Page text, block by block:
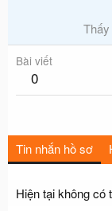
Bài viết
0
Tin nhắn hồ sơ
Hiện tại không có